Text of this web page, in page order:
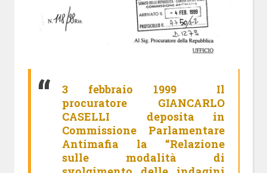
3 febbraio 1999Il
procuratore GIANCARLO
CASELLI deposita in
Commissione Parlamentare
Antimafia la “Relazione
sulle modalità di